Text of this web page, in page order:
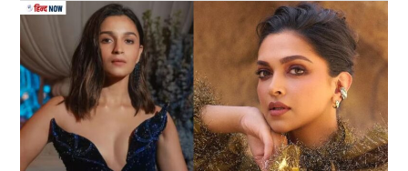
Virat Kohli
Next Article